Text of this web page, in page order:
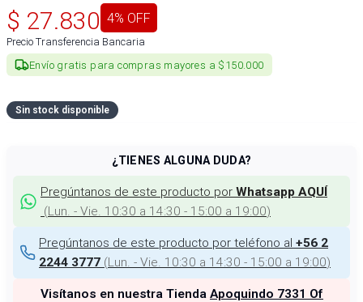
$ 27.830 4% OFF
Precio Transferencia Bancaria
Envío gratis para compras mayores a $150.000
Sin stock disponible
¿TIENES ALGUNA DUDA?
Pregúntanos de este producto por Whatsapp AQUÍ
(Lun. - Vie. 10:30 a 14:30 - 15:00 a 19:00)
Pregúntanos de este producto por teléfono al +56 2
2244 3777 (Lun. - Vie. 10:30 a 14:30 - 15:00 a 19:00)
Visítanos en nuestra Tienda Apoquindo 7331 Of